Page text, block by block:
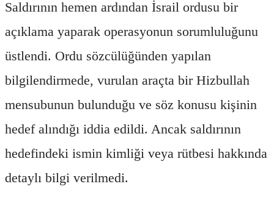
Saldırının hemen ardından İsrail ordusu bir
açıklama yaparak operasyonun sorumluluğunu
üstlendi. Ordu sözcülüğünden yapılan
bilgilendirmede, vurulan araçta bir Hizbullah
mensubunun bulunduğu ve söz konusu kişinin
hedef alındığı iddia edildi. Ancak saldırının
hedefindeki ismin kimliği veya rütbesi hakkında
detaylı bilgi verilmedi.